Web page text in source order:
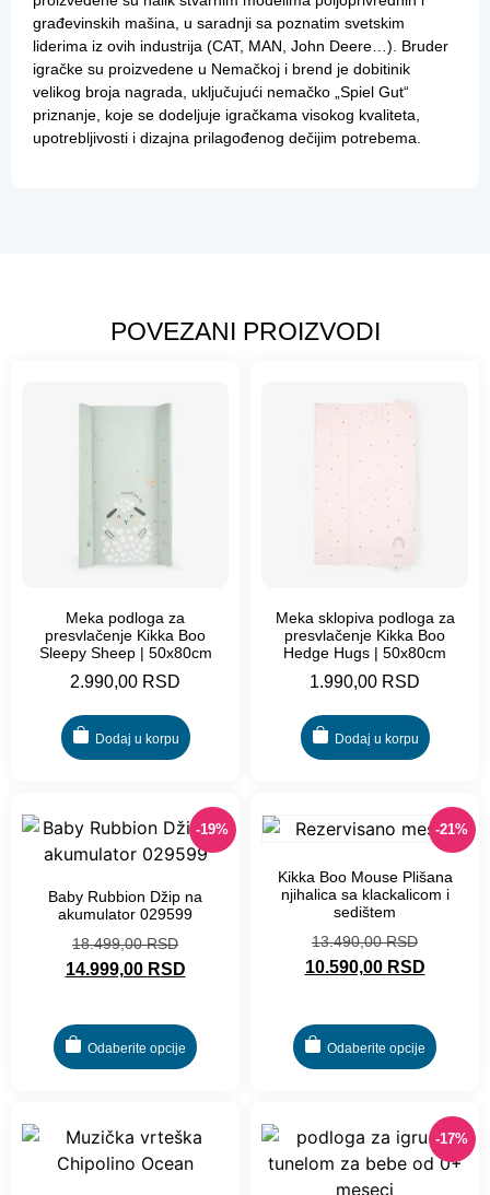
građevinskih mašina, u saradnji sa poznatim svetskim
liderima iz ovih industrija (CAT, MAN, John Deere…). Bruder
igračke su proizvedene u Nemačkoj i brend je dobitinik
velikog broja nagrada, uključujući nemačko „Spiel Gut“
priznanje, koje se dodeljuje igračkama visokog kvaliteta,
upotrebljivosti i dizajna prilagođenog dečijim potrebema.
POVEZANI PROIZVODI
Meka podloga za
presvlačenje Kikka Boo
Sleepy Sheep | 50x80cm
2.990,00 RSD
Dodaj u korpu
Meka sklopiva podloga za
presvlačenje Kikka Boo
Hedge Hugs | 50x80cm
1.990,00 RSD
Dodaj u korpu
-19%
Baby Rubbion Džip na
akumulator 029599
18.499,00RSD
14.999,00 RSD
Odaberite opcije
-21%
Kikka Boo Mouse Plišana
njihalica sa klackalicom i
sedištem
13.490,00RSD
10.590,00 RSD
Odaberite opcije
-17%